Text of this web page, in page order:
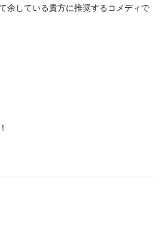
余している貴方に推奨するコメディで